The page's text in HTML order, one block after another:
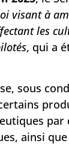
visant à
les
, qui a
sous
par
ainsi